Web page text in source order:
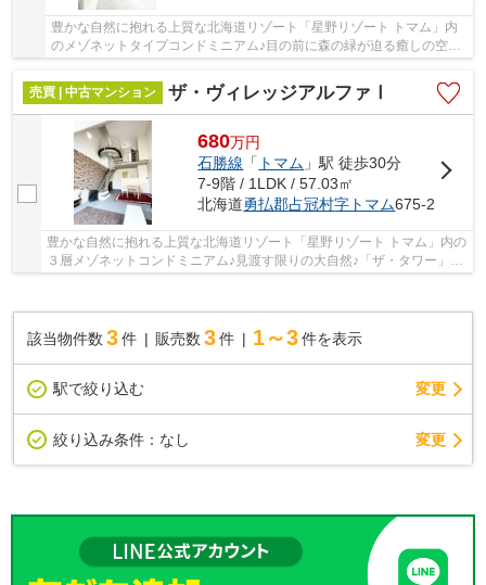
豊かな自然に抱れる上質な北海道リゾート「星野リゾート トマム」内
のメゾネットタイプコンドミニアム♪目の前に森の緑が迫る癒しの空間
売買 | 中古マンション
ザ・ヴィレッジアルファⅠ
680万円
石勝線 「 トマム 」駅 徒歩30分
7-9階 / 1LDK / 57.03㎡
北海道勇払郡占冠村字トマム675-2
豊かな自然に抱れる上質な北海道リゾート「星野リゾート トマム」内の
３層メゾネットコンドミニアム♪見渡す限りの大自然♪「ザ・タワー」ビ
該当物件数 3件 販売数 3 件 1～3 件を表示
駅で絞り込む 変更
絞り込み条件： なし 変更